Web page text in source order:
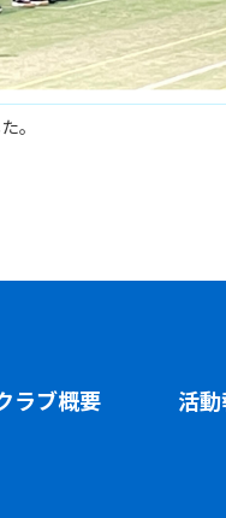
。
ラブ概要 活